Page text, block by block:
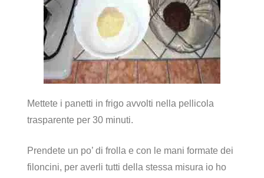
Mettete i panetti in frigo avvolti nella pellicola
trasparente per 30 minuti.
Prendete un po’ di frolla e con le mani formate dei
filoncini, per averli tutti della stessa misura io ho